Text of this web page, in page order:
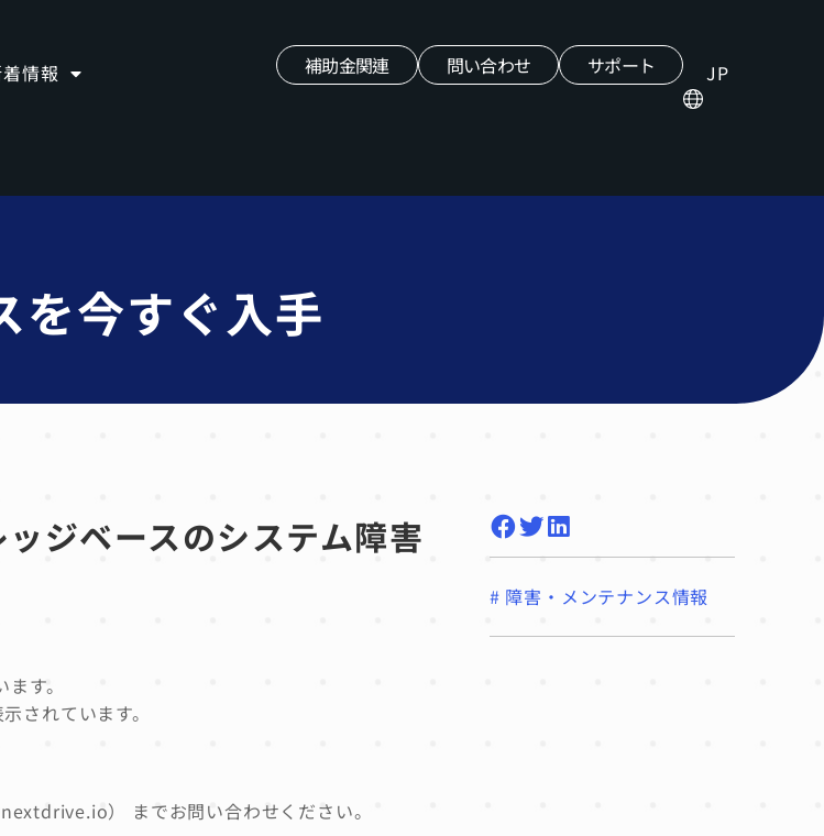
情報 補助金関連 問い合わせ サポート JP
今すぐ入手
ジベースのシステム障害
す。
されています。
） までお問い合わせください。
# 障害・メンテナンス情報